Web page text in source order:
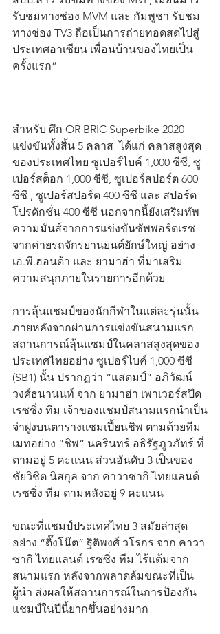
รับชมทางช่อง MVM และ กัมพูชา รับชม
ทางช่อง TV3 ถือเป็นการถ่ายทอดสดไปสู่
ประเทศอาเซียน เพื่อนบ้านของไทยเป็น
ครั้งแรก”
สำหรับ ศึก OR BRIC Superbike 2020
แข่งขันทั้งสิ้น 5 คลาส  ได้แก่ คลาสสูงสุด
ของประเทศไทย ซูเปอร์ไบค์ 1,000 ซีซี, ซู
เปอร์สต็อก 1,000 ซีซี, ซูเปอร์สปอร์ต 600
ซีซี , ซูเปอร์สปอร์ต 400 ซีซี และ สปอร์ต
โปรดักชั่น 400 ซีซี นอกจากนี้ยังเสริมทัพ
ความมันส์จากการแข่งขันซัพพอร์ตเรซ
จากค่ายรถจักรยานยนต์ยักษ์ใหญ่ อย่าง
เอ.พี.ฮอนด้า และ ยามาฮ่า ที่มาเสริม
ความสนุกภายในรายการอีกด้วย
การลุ้นแชมป์ของนักกีฬาในแต่ละรุ่นนั้น
ภายหลังจากผ่านการแข่งขันสนามแรก
สถานการณ์ลุ้นแชมป์ในคลาสสูงสุดของ
ประเทศไทยอย่าง ซูเปอร์ไบค์ 1,000 ซีซี
(SB1) นั้น ปรากฏว่า “แสตมป์” อภิวัฒน์
วงศ์ธนานนท์ จาก ยามาฮ่า เพาเวอร์สปีด
เรซซิ่ง ทีม เจ้าของแชมป์สนามแรกนำเป็น
จ่าฝูงบนตารางแชมเปี้ยนชิพ ตามด้วยทีม
เมทอย่าง “ชิพ” นครินทร์ อธิรัฐภูวภัทร์ ที่
ตามอยู่ 5 คะแนน ส่วนอันดับ 3 เป็นของ
ชัยวิชิต นิสกุล จาก คาวาซากิ ไทยแลนด์
เรซซิ่ง ทีม ตามหลังอยู่ 9 คะแนน
ขณะที่แชมป์ประเทศไทย 3 สมัยล่าสุด
อย่าง “ติ๊งโน๊ต” ฐิติพงศ์ วโรกร จาก คาวา
ซากิ ไทยแลนด์ เรซซิ่ง ทีม ไร้แต้มจาก
สนามแรก หลังจากพลาดล้มขณะที่เป็น
ผู้นำ ส่งผลให้สถานการณ์ในการป้องกัน
แชมป์ในปีนี้ยากขึ้นอย่างมาก